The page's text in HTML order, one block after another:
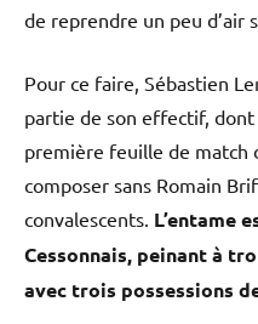
de reprendre un peu d’air
Pour ce faire, Sébastien
partie de son effectif, dont
première feuille de match
composer sans Romain
convalescents. L’entame
Cessonnais, peinant à
avec trois possessions